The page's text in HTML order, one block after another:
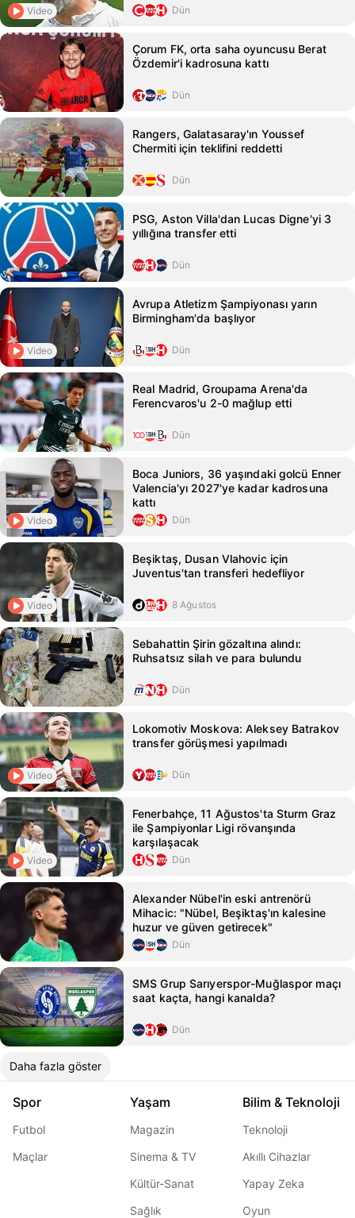
Video Dün
Çorum FK, orta saha oyuncusu Berat
Özdemir'i kadrosuna kattı
Dün
Rangers, Galatasaray'ın Youssef
Chermiti için teklifini reddetti
Dün
PSG, Aston Villa'dan Lucas Digne'yi 3
yıllığına transfer etti
Dün
Video
Avrupa Atletizm Şampiyonası yarın
Birmingham'da başlıyor
Dün
Real Madrid, Groupama Arena'da
Ferencvaros'u 2-0 mağlup etti
Dün
Video
Boca Juniors, 36 yaşındaki golcü Enner
Valencia'yı 2027'ye kadar kadrosuna
kattı
Dün
Video
Beşiktaş, Dusan Vlahovic için
Juventus'tan transferi hedefliyor
8 Ağustos
Sebahattin Şirin gözaltına alındı:
Ruhsatsız silah ve para bulundu
Dün
Video
Lokomotiv Moskova: Aleksey Batrakov
transfer görüşmesi yapılmadı
Dün
Video
Fenerbahçe, 11 Ağustos'ta Sturm Graz
ile Şampiyonlar Ligi rövanşında
karşılaşacak
Dün
Alexander Nübel'in eski antrenörü
Mihacic: "Nübel, Beşiktaş'ın kalesine
huzur ve güven getirecek"
Dün
SMS Grup Sarıyerspor-Muğlaspor maçı
saat kaçta, hangi kanalda?
Dün
Daha fazla göster
Spor
Futbol
Maçlar
Yaşam
Magazin
Sinema & TV
Kültür-Sanat
Sağlık
Bilim & Teknoloji
Teknoloji
Akıllı Cihazlar
Yapay Zeka
Oyun